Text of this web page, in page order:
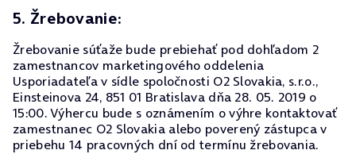
5. Žrebovanie:
Žrebovanie súťaže bude prebiehať pod dohľadom 2
zamestnancov marketingového oddelenia
Usporiadateľa v sídle spoločnosti O2 Slovakia, s.r.o.,
Einsteinova 24, 851 01 Bratislava dňa 28. 05. 2019 o
15:00. Výhercu bude s oznámením o výhre kontaktovať
zamestnanec O2 Slovakia alebo poverený zástupca v
priebehu 14 pracovných dní od termínu žrebovania.